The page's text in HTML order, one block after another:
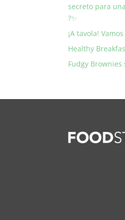
secreto para
?✨
¡A tavola!
Healthy
Fudgy Brownies